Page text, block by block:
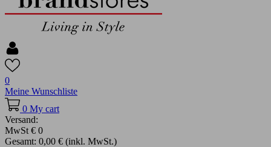
0
Meine Wunschliste
0 My cart
Versand:
MwSt € 0
Gesamt: 0,00 € (inkl. MwSt.)